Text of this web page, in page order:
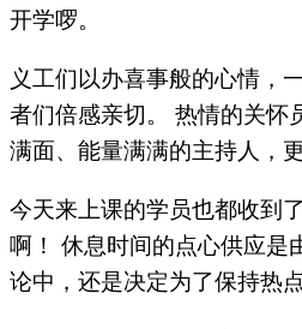
开学啰。
义工们以办喜事般的心情，
者们倍感亲切。 热情的关怀
满面、能量满满的主持人，
今天来上课的学员也都收到
啊！ 休息时间的点心供应是
论中，还是决定为了保持热